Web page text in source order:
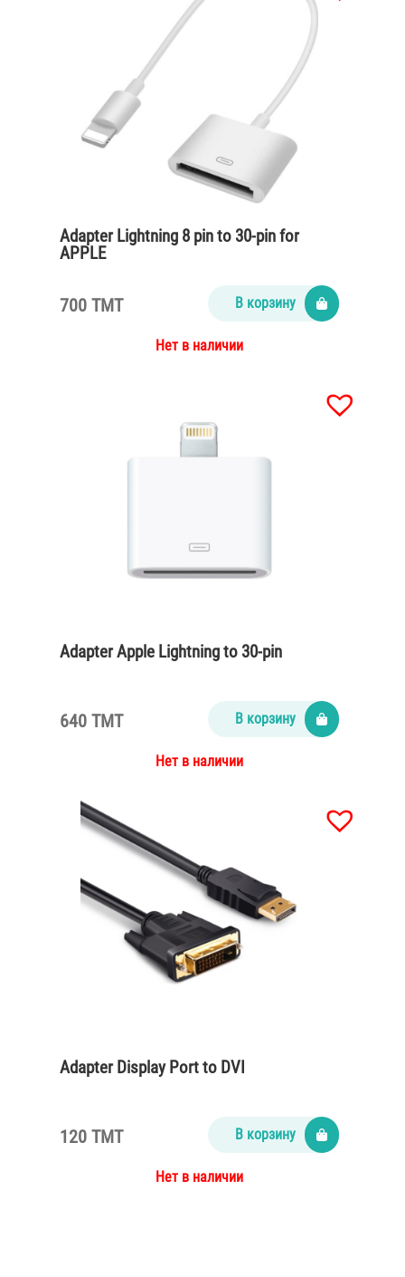
Adapter Lightning 8 pin to 30-pin for
APPLE
700 TMT В корзину
Нет в наличии
Adapter Apple Lightning to 30-pin
640 TMT В корзину
Нет в наличии
Adapter Display Port to DVI
120 TMT В корзину
Нет в наличии